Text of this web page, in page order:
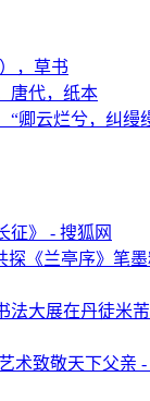
，草书
唐代，纸本
“卿云烂兮，纠缦
征》 - 搜狐网
探《兰亭序》笔
法大展在丹徒米
术致敬天下父亲 -